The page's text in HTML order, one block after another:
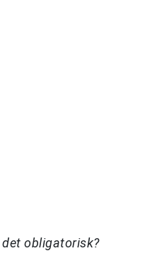
obligatorisk?